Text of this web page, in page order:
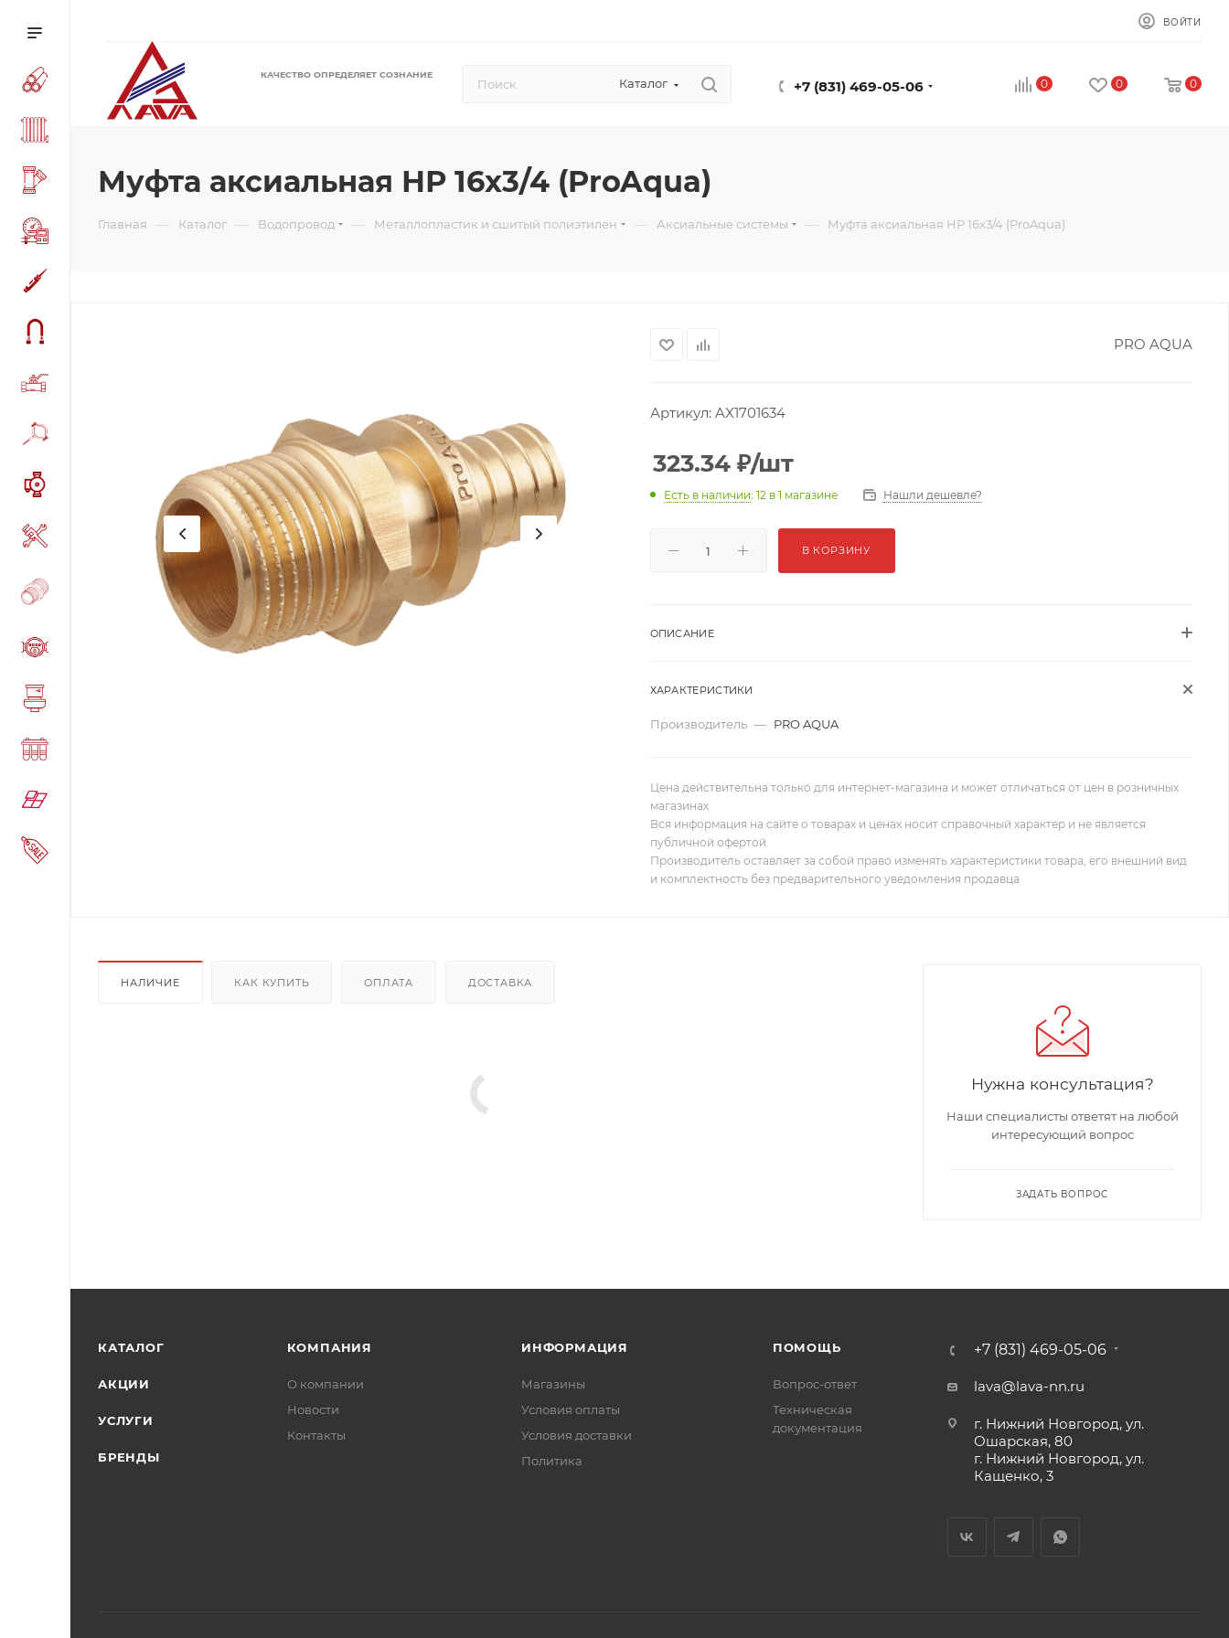
ВОЙТИ
КАЧЕСТВО ОПРЕДЕЛЯЕТ СОЗНАНИЕ
Каталог +7 (831) 469-05-06 0 0 0
Муфта аксиальная НР 16x3/4 (ProAqua)
Главная — Каталог — Водопровод — Металлопластик и сшитый полиэтилен — Аксиальные системы — Муфта аксиальная НР 16x3/4 (ProAqua)
PRO AQUA
Артикул: AX1701634
323.34₽/шт
Есть в наличии: 12 в 1 магазине Нашли дешевле?
В КОРЗИНУ
ОПИСАНИЕ
ХАРАКТЕРИСТИКИ
Производитель — PRO AQUA
Цена действительна только для интернет-магазина и может отличаться от цен в розничных
магазинах
Вся информация на сайте о товарах и ценах носит справочный характер и не является
публичной офертой.
Производитель оставляет за собой право изменять характеристики товара, его внешний вид
и комплектность без предварительного уведомления продавца
НАЛИЧИЕ КАК КУПИТЬ ОПЛАТА ДОСТАВКА
Нужна консультация?
Наши специалисты ответят на любой
интересующий вопрос
ЗАДАТЬ ВОПРОС
КАТАЛОГ
АКЦИИ
УСЛУГИ
БРЕНДЫ
КОМПАНИЯ
О компании
Новости
Контакты
ИНФОРМАЦИЯ
Магазины
Условия оплаты
Условия доставки
Политика
ПОМОЩЬ
Вопрос-ответ
Техническая
документация
+7 (831) 469-05-06
lava@lava-nn.ru
г. Нижний Новгород, ул.
Ошарская, 80
г. Нижний Новгород, ул.
Кащенко, 3